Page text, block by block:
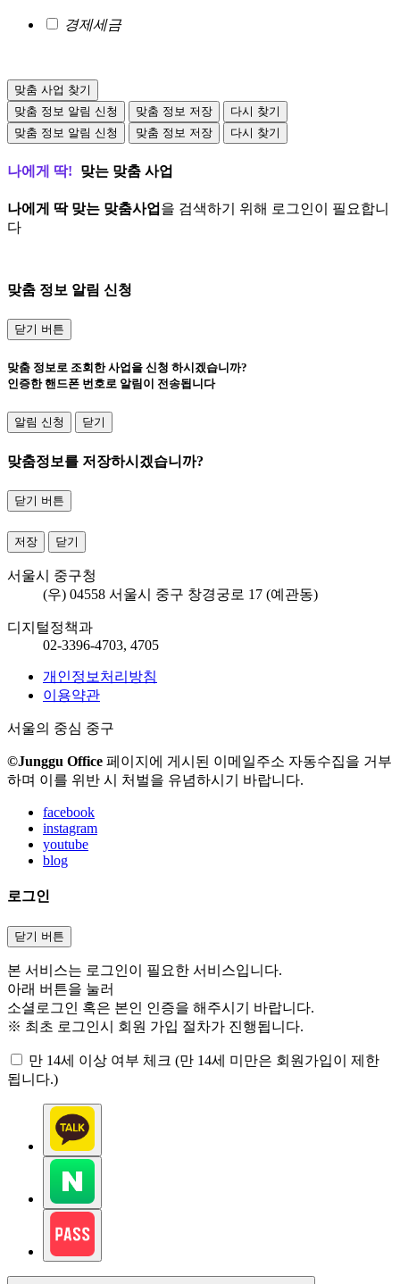
경제세금
맞춤 사업 찾기
맞춤 정보 알림 신청
맞춤 정보 저장
다시 찾기
맞춤 정보 알림 신청
맞춤 정보 저장 다시 찾기
나에게 딱! 맞는 맞춤 사업
나에게 딱 맞는 맞춤사업 을 검색하기 위해 로그인이 필요합니
다
맞춤 정보 알림 신청
닫기 버튼
맞춤 정보로 조회한 사업을 신청 하시겠습니까?
인증한 핸드폰 번호로 알림이 전송됩니다
알림 신청 닫기
맞춤정보를 저장하시겠습니까?
닫기 버튼
저장 닫기
서울시 중구청
(우) 04558 서울시 중구 창경궁로 17 (예관동)
디지털정책과
02-3396-4703, 4705
개인정보처리방침
이용약관
서울의 중심 중구
©Junggu Office 페이지에 게시된 이메일주소 자동수집을 거부
하며 이를 위반 시 처벌을 유념하시기 바랍니다.
facebook
instagram
youtube
blog
로그인
닫기 버튼
본 서비스는 로그인이 필요한 서비스입니다.
아래 버튼을 눌러
소셜로그인 혹은 본인 인증을 해주시기 바랍니다.
※ 최초 로그인시 회원 가입 절차가 진행됩니다.
만 14세 이상 여부 체크 (만 14세 미만은 회원가입이 제한
됩니다.)